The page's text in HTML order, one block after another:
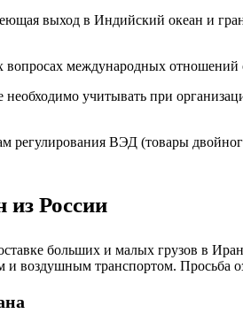
выход в Индийский океан и
международных
учитывать при
регулирования ВЭД (товары
из России
больших и малых грузов в
и воздушным транспортом. Просьба